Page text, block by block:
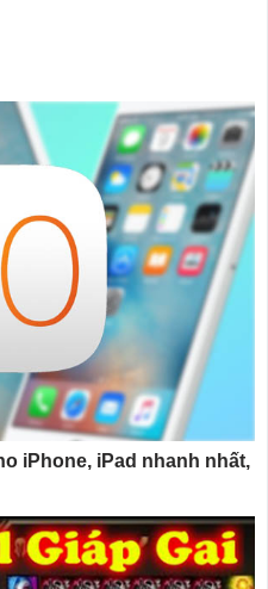
iPhone, iPad nhanh nhất,